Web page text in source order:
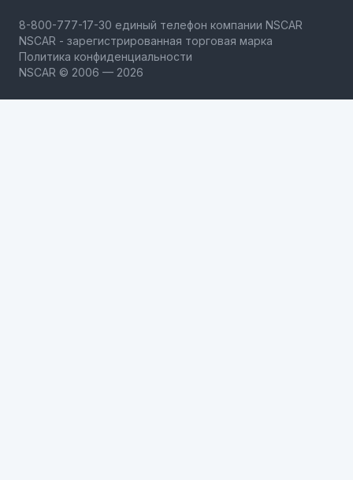
NSCAR - зарегистрированная торговая марка
Политика конфиденциальности
NSCAR © 2006 — 2026